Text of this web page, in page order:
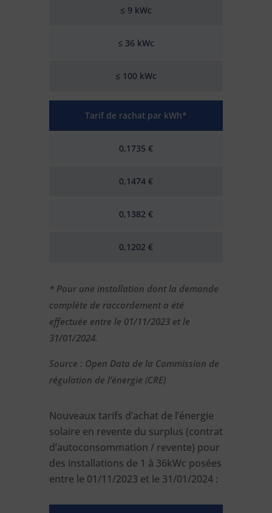
≤ 9 kWc
≤ 36 kWc
≤ 100 kWc
Tarif de rachat par kWh*
0,1735 €
0,1474 €
0,1382 €
0,1202 €
* Pour une installation dont la demande
complète de raccordement a été
effectuée entre le 01/11/2023 et le
31/01/2024.
Source : Open Data de la Commission de
régulation de l’énergie (CRE)
Nouveaux tarifs d’achat de l’énergie
solaire en revente du surplus (contrat
d’autoconsommation / revente) pour
des installations de 1 à 36kWc posées
entre le 01/11/2023 et le 31/01/2024 :